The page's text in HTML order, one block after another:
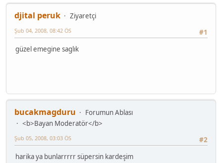
djital peruk
Ziyaretçi
#1
Şub 04, 2008, 08:42 ÖS
güzel emegine saglık
bucakmagduru
Forumun Ablası
<b>Bayan Moderatör</b>
#2
Şub 05, 2008, 03:03 ÖS
harika ya bunlarrrrr süpersin kardeşim